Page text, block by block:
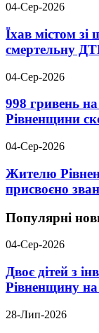
04-Сер-2026
Їхав містом
смертельну
04-Сер-2026
998 гривень
Рівненщини
04-Сер-2026
Жителю
присвоєно
Популярні
04-Сер-2026
Двоє дітей з
Рівненщину на
28-Лип-2026